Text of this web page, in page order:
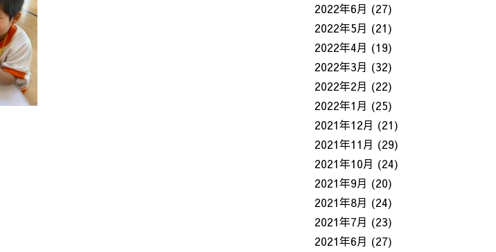
2022年6月 (27)
2022年5月 (21)
2022年4月 (19)
2022年3月 (32)
2022年2月 (22)
2022年1月 (25)
2021年12月 (21)
2021年11月 (29)
2021年10月 (24)
2021年9月 (20)
2021年8月 (24)
2021年7月 (23)
2021年6月 (27)